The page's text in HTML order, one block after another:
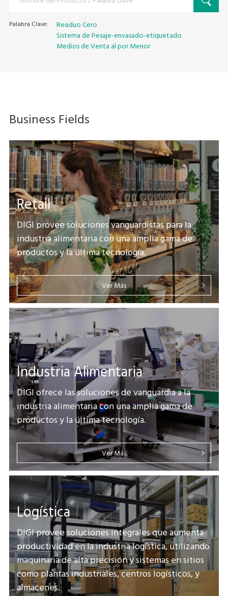
Palabra Clave:
Residuo Cero
Sistema de Pesaje-envasado-etiquetado
Medios de Venta al por Menor
Business Fields
Retail
DIGI provee soluciones vanguardistas para la
industria alimentaria con una amplia gama de
productos y la última tecnología.
Ver Más
Industria Alimentaria
DIGI ofrece las soluciones de vanguardia a la
industria alimentaria con una amplia gama de
productos y la última tecnología.
Ver Más
Logística
DIGI provee soluciones integrales que aumenta
productividad en la industria logística, utilizando
maquinaria de alta precisión y sistemas en sitios
como plantas industriales, centros logísticos, y
almacenes.